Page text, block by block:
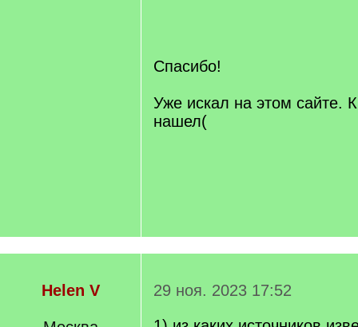
Спасибо!
Уже искал на этом сайте.
нашел(
Helen V
29 ноя. 2023 17:52